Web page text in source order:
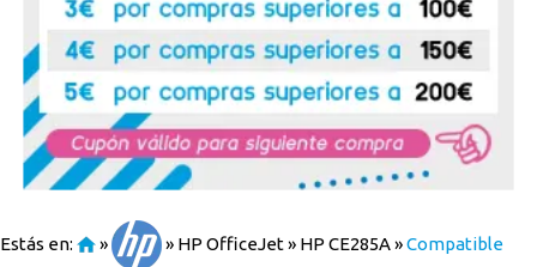
Estás en: » » HP OfficeJet» HP CE285A»Compatible